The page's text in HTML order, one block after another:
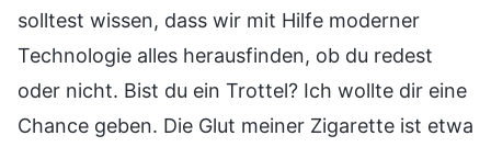
solltest wissen, dass wir mit Hilfe moderner
Technologie alles herausfinden, ob du redest
oder nicht. Bist du ein Trottel? Ich wollte dir eine
Chance geben. Die Glut meiner Zigarette ist etwa